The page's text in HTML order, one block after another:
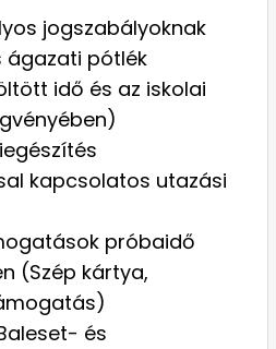
jogszabályoknak
ágazati pótlék
idő és az iskolai
kapcsolatos utazási
próbaidő
(Szép kártya,
és